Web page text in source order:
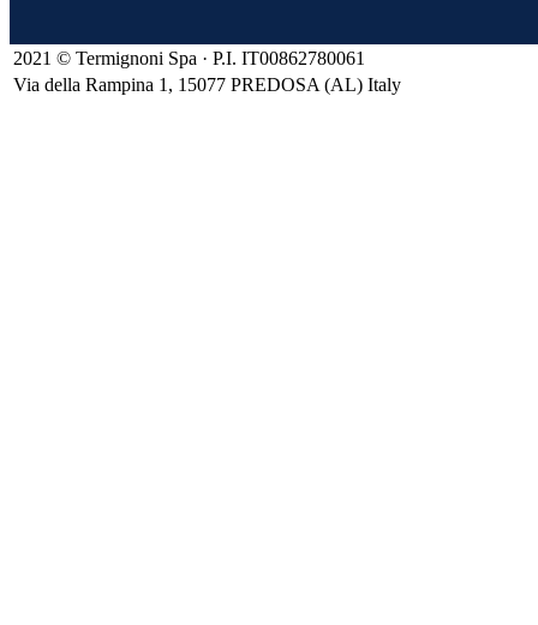
2021 © Termignoni Spa · P.I. IT00862780061
Via della Rampina 1, 15077 PREDOSA (AL) Italy